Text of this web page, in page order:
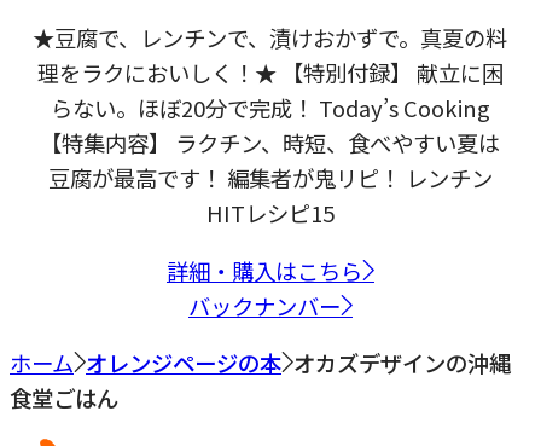
★豆腐で、レンチンで、漬けおかずで。真夏の料
理をラクにおいしく！★ 【特別付録】 献立に困
らない。ほぼ20分で完成！ Today’s Cooking
【特集内容】 ラクチン、時短、食べやすい夏は
豆腐が最高です！ 編集者が鬼リピ！ レンチン
HITレシピ15
詳細・購入はこちら
バックナンバー
ホーム オレンジページの本 オカズデザインの沖縄
食堂ごはん